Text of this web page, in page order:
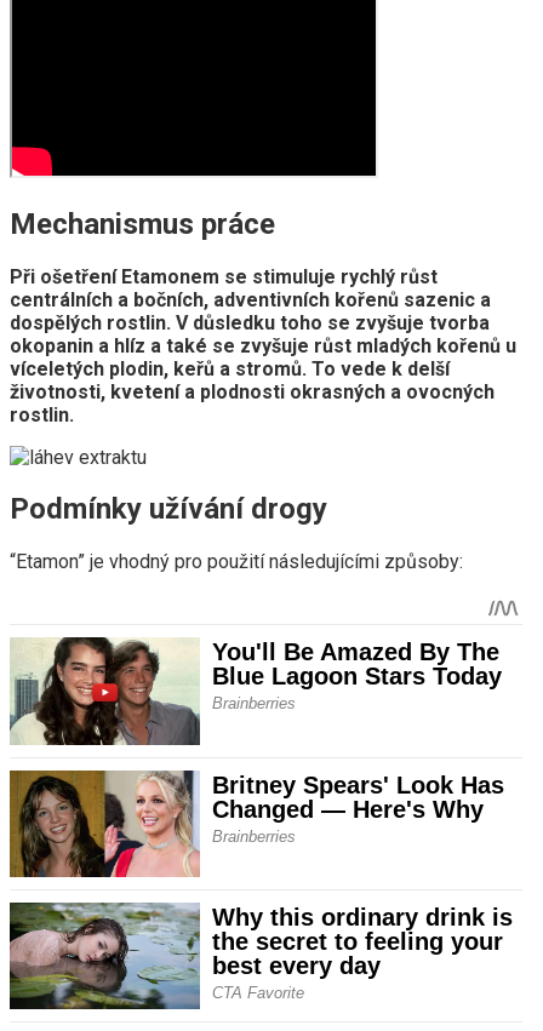
Mechanismus práce
Při ošetření Etamonem se stimuluje rychlý růst
centrálních a bočních, adventivních kořenů sazenic a
dospělých rostlin. V důsledku toho se zvyšuje tvorba
okopanin a hlíz a také se zvyšuje růst mladých kořenů u
víceletých plodin, keřů a stromů. To vede k delší
životnosti, kvetení a plodnosti okrasných a ovocných
rostlin.
Podmínky užívání drogy
“Etamon” je vhodný pro použití následujícími způsoby: